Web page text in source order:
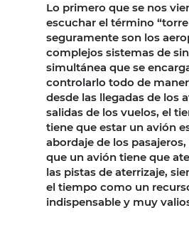
Lo primero que se nos
escuchar el término
seguramente son los
complejos sistemas de
simultánea que se
controlarlo todo de
desde las llegadas de los
salidas de los vuelos, el
tiene que estar un avión
abordaje de los
que un avión tiene que
las pistas de aterrizaje,
el tiempo como un
indispensable y muy